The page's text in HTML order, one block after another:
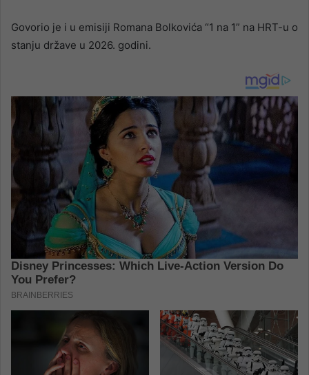
Govorio je i u emisiji Romana Bolkovića “1 na 1” na HRT-u o
stanju države u 2026. godini.